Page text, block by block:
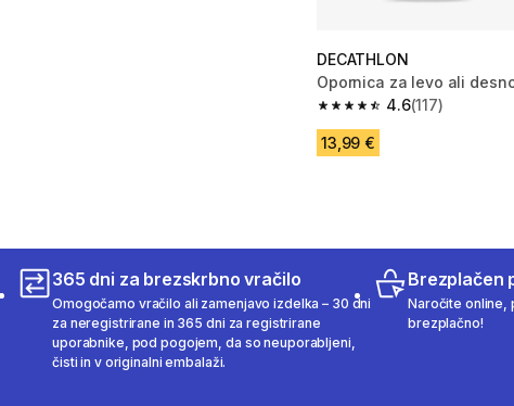
DECATHLON
Opornica za levo ali
4.6
4.6 od 5 zvezdic from 117
(117)
13,99 €
365 dni za brezskrbno vračilo
Omogočamo vračilo ali zamenjavo izdelka – 30 dni
za neregistrirane in 365 dni za registrirane
uporabnike, pod pogojem, da so neuporabljeni,
čisti in v originalni embalaži.
Brezplačen
Naročite online,
brezplačno!